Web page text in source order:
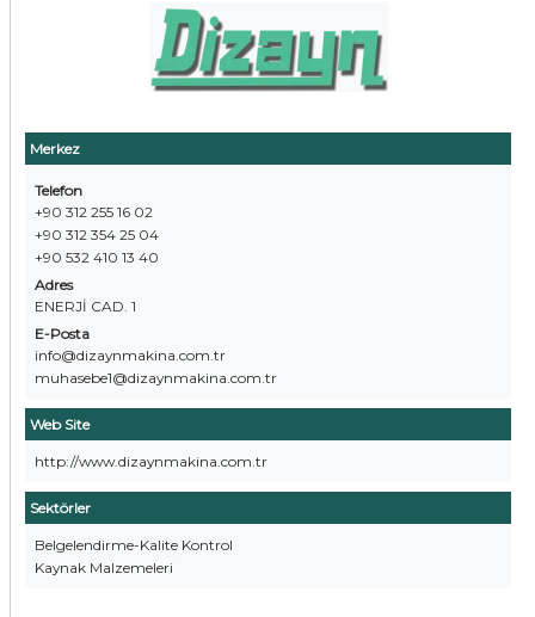
Merkez
Telefon
+90 312 255 16 02
+90 312 354 25 04
+90 532 410 13 40
Adres
ENERJİ CAD. 1
E-Posta
info@dizaynmakina.com.tr
muhasebe1@dizaynmakina.com.tr
Web Site
http://www.dizaynmakina.com.tr
Sektörler
Belgelendirme-Kalite Kontrol
Kaynak Malzemeleri